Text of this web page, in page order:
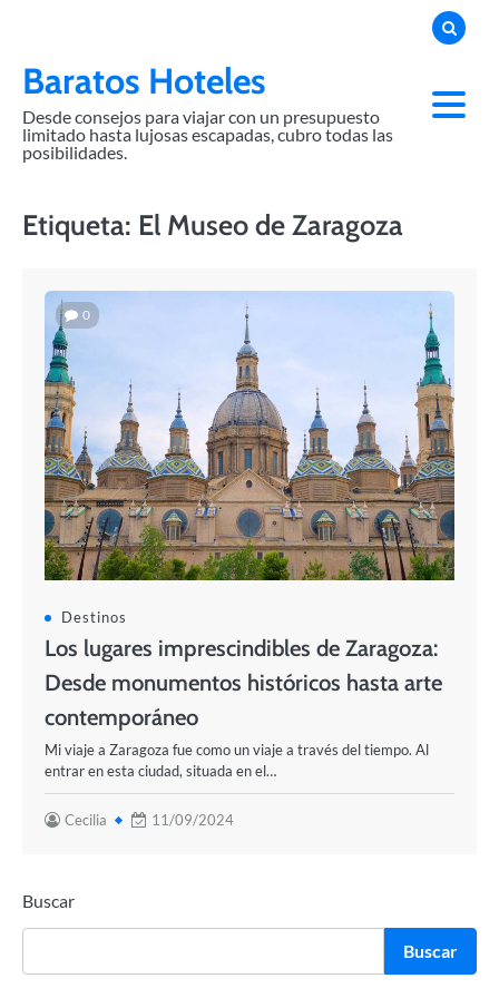
contentBaratos Hoteles
Desde consejos para viajar con un presupuesto
limitado hasta lujosas escapadas, cubro todas las
posibilidades.
Etiqueta: El Museo de Zaragoza
0
Destinos
Los lugares imprescindibles de Zaragoza:
Desde monumentos históricos hasta arte
contemporáneo
Mi viaje a Zaragoza fue como un viaje a través del tiempo. Al
entrar en esta ciudad, situada en el…
Cecilia 11/09/2024
Buscar
Buscar